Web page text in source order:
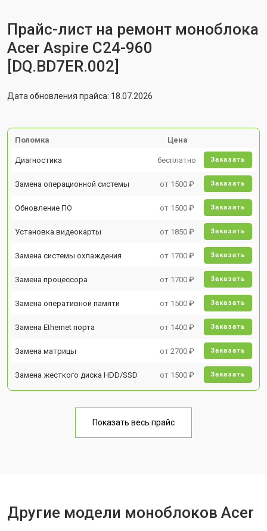
Прайс-лист на ремонт моноблока
Acer Aspire C24-960
[DQ.BD7ER.002]
Дата обновления прайса: 18.07.2026
Поломка Цена
Диагностика бесплатно Заказать
Замена операционной системы от 1500 ₽ Заказать
Обновление ПО от 1500 ₽ Заказать
Установка видеокарты от 1850 ₽ Заказать
Замена системы охлаждения от 1700 ₽ Заказать
Замена процессора от 1700 ₽ Заказать
Замена оперативной памяти от 1500 ₽ Заказать
Замена Ethernet порта от 1400 ₽ Заказать
Замена матрицы от 2700 ₽ Заказать
Замена жесткого диска HDD/SSD от 1500 ₽ Заказать
Показать весь прайс
Другие модели моноблоков Acer